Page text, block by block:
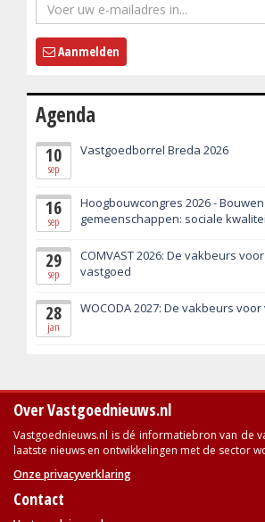
Aanmelden
Agenda
10
sep
Vastgoedborrel Breda 2026
16
sep
Hoogbouwcongres 2026 -
gemeenschappen: sociale
29
sep
COMVAST 2026: De vakbeurs
vastgoed
28
jan
WOCODA 2027: De vakbeurs
Over Vastgoednieuws.nl
Vastgoednieuws.nl is dé informatiebron van de
laatste nieuws en ontwikkelingen met de sector
Onze privacyverklaring
Contact